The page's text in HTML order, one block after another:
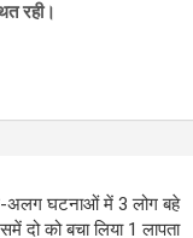
रही।
अलग घटनाओं में 3 लोग बहे
दो को बचा लिया 1 लापता